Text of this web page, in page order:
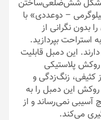
مشکل شش‌ضلعی‌ساختن
«دمبل ایروبیک روکش‌دار 4کیلوگرمی – دوعددی» با
نگرانی از
استراحت بپردازید.
این دمبل قابلیت
روکش پلاستیکی
زنگ‌زدگی و
این دمبل را به
نمی‌رساند و از
می‌کند.